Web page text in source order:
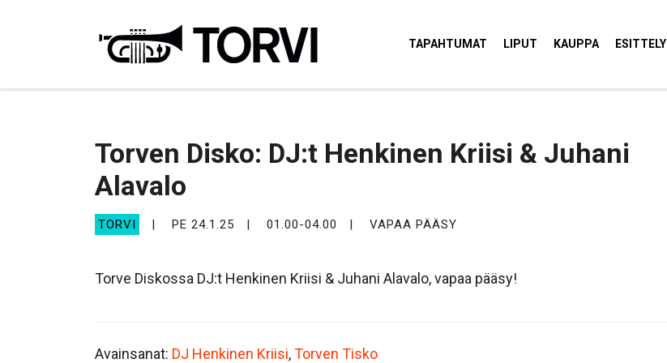
TAPAHTUMAT LIPUT KAUPPA ESITTELY
Torven Disko: DJ:t Henkinen Kriisi & Juhani
Alavalo
TORVI PE 24.1.25 01.00-04.00 VAPAA PÄÄSY
Torve Diskossa DJ:t Henkinen Kriisi & Juhani Alavalo, vapaa pääsy!
Avainsanat: DJ Henkinen Kriisi,Torven Tisko